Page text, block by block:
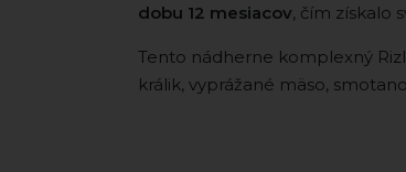
dobu 12 mesiacov, čím získalo
Tento nádherne komplexný
králik, vyprážané mäso,